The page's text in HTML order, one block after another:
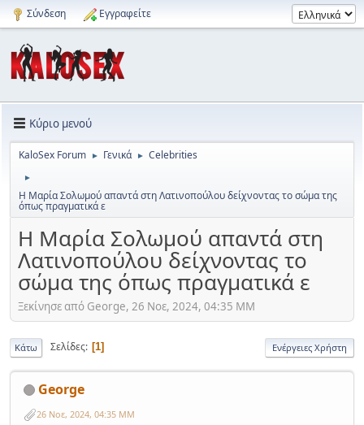
Σύνδεση Εγγραφείτε
Κύριο μενού
KaloSex Forum ► Γενικά ► Celebrities
►
Η Μαρία Σολωμού απαντά στη Λατινοπούλου δείχνοντας το σώμα της
όπως πραγματικά ε
Η Μαρία Σολωμού απαντά στη
Λατινοπούλου δείχνοντας το
σώμα της όπως πραγματικά ε
Ξεκίνησε από George, 26 Νοε, 2024, 04:35 ΜΜ
Κάτω Σελίδες 1 Ενέργειες Χρήστη
George
26 Νοε, 2024, 04:35 ΜΜ